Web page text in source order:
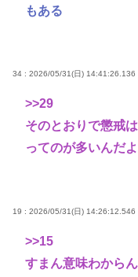
もある
34 : 2026/05/31(日) 14:41:26.136
>>29
そのとおりで懲戒
ってのが多いんだよ
19 : 2026/05/31(日) 14:26:12.546
>>15
すまん意味わからん